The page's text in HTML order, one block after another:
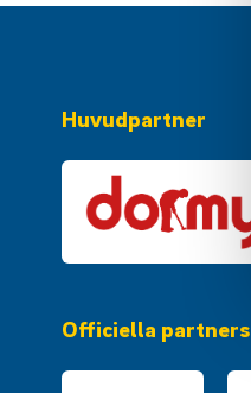
Huvudpartner
Officiella partners